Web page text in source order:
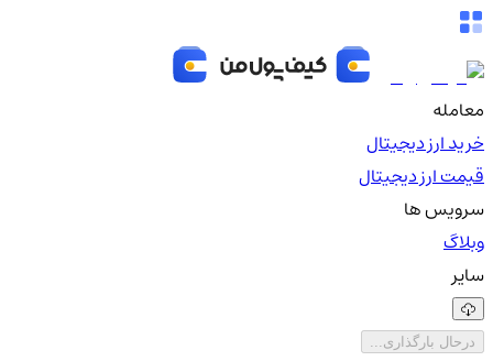
معامله
خرید ارز دیجیتال
قیمت ارز دیجیتال
سرویس ها
وبلاگ
سایر
درحال بارگذاری...